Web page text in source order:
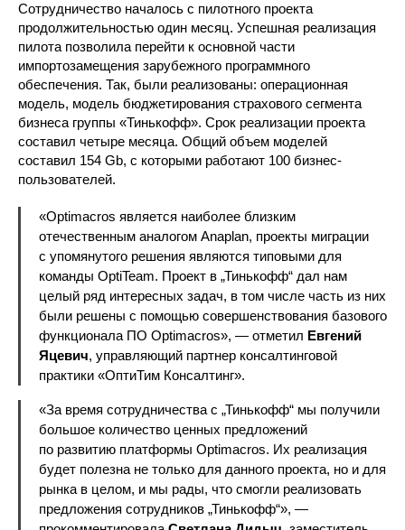
Сотрудничество началось с пилотного проекта
продолжительностью один месяц. Успешная реализация
пилота позволила перейти к основной части
импортозамещения зарубежного программного
обеспечения. Так, были реализованы: операционная
модель, модель бюджетирования страхового сегмента
бизнеса группы «Тинькофф». Срок реализации проекта
составил четыре месяца. Общий объем моделей
составил 154 Gb, с которыми работают 100 бизнес-
пользователей.
«Optimacros является наиболее близким
отечественным аналогом Anaplan, проекты миграции
с упомянутого решения являются типовыми для
команды OptiTeam. Проект в „Тинькофф“ дал нам
целый ряд интересных задач, в том числе часть из них
были решены с помощью совершенствования базового
функционала ПО Optimacros», — отметил Евгений
Яцевич, управляющий партнер консалтинговой
практики «ОптиТим Консалтинг».
«За время сотрудничества с „Тинькофф“ мы получили
большое количество ценных предложений
по развитию платформы Optimacros. Их реализация
будет полезна не только для данного проекта, но и для
рынка в целом, и мы рады, что смогли реализовать
предложения сотрудников „Тинькофф“», —